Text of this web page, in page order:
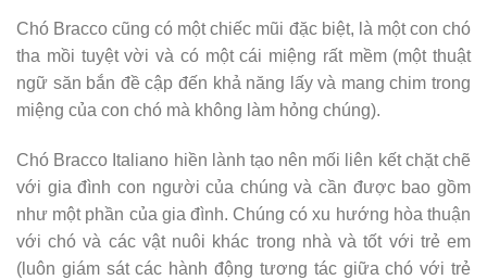
Chó Bracco cũng có một chiếc mũi đặc biệt, là một con chó
tha mồi tuyệt vời và có một cái miệng rất mềm (một thuật
ngữ săn bắn đề cập đến khả năng lấy và mang chim trong
miệng của con chó mà không làm hỏng chúng).
Chó Bracco Italiano hiền lành tạo nên mối liên kết chặt chẽ
với gia đình con người của chúng và cần được bao gồm
như một phần của gia đình. Chúng có xu hướng hòa thuận
với chó và các vật nuôi khác trong nhà và tốt với trẻ em
(luôn giám sát các hành động tương tác giữa chó với trẻ